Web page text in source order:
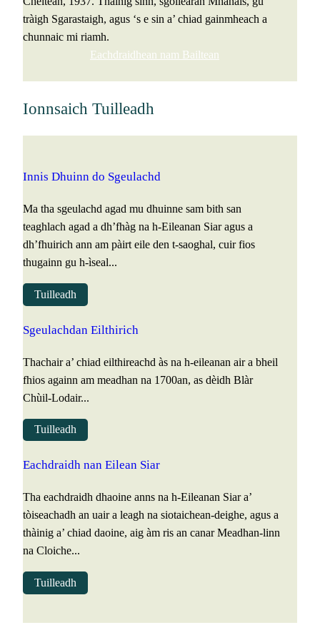
tràigh Sgarastaigh, agus ‘s e sin a’ chiad gainmheach a
chunnaic mi riamh.
Eachdraidhean nam Bailtean
Ionnsaich Tuilleadh
Innis Dhuinn do Sgeulachd
Ma tha sgeulachd agad mu dhuinne sam bith san
teaghlach agad a dh’fhàg na h-Eileanan Siar agus a
dh’fhuirich ann am pàirt eile den t-saoghal, cuir fios
thugainn gu h-ìseal...
Tuilleadh
Sgeulachdan Eilthirich
Thachair a’ chiad eilthireachd às na h-eileanan air a bheil
fhios againn am meadhan na 1700an, as dèidh Blàr
Chùil-Lodair...
Tuilleadh
Eachdraidh nan Eilean Siar
Tha eachdraidh dhaoine anns na h-Eileanan Siar a’
tòiseachadh an uair a leagh na siotaichean-deighe, agus a
thàinig a’ chiad daoine, aig àm ris an canar Meadhan-linn
na Cloiche...
Tuilleadh